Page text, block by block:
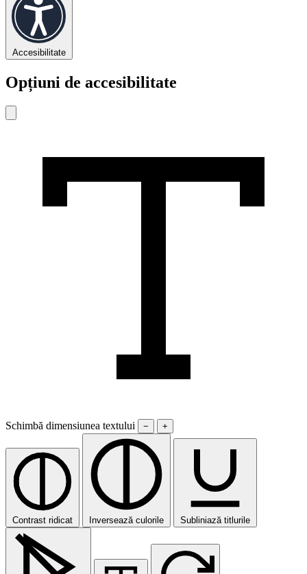
Accesibilitate
Opțiuni de accesibilitate
Schimbă dimensiunea textului − +
Contrast ridicat Inversează culorile Subliniază titlurile